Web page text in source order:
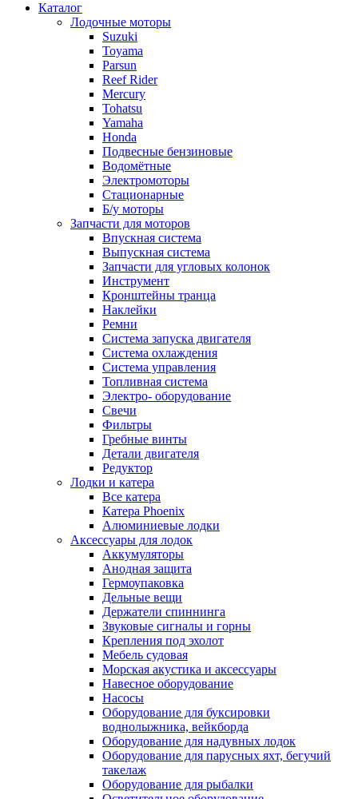
Каталог
Лодочные моторы
Suzuki
Toyama
Parsun
Reef Rider
Mercury
Tohatsu
Yamaha
Honda
Подвесные бензиновые
Водомётные
Электромоторы
Стационарные
Б/у моторы
Запчасти для моторов
Впускная система
Выпускная система
Запчасти для угловых колонок
Инструмент
Кронштейны транца
Наклейки
Ремни
Система запуска двигателя
Система охлаждения
Система управления
Топливная система
Электро- оборудование
Свечи
Фильтры
Гребные винты
Детали двигателя
Редуктор
Лодки и катера
Все катера
Катера Phoenix
Алюминиевые лодки
Аксессуары для лодок
Аккумуляторы
Анодная защита
Гермоупаковка
Дельные вещи
Держатели спиннинга
Звуковые сигналы и горны
Крепления под эхолот
Мебель судовая
Морская акустика и аксессуары
Навесное оборудование
Насосы
Оборудование для буксировки
воднолыжника, вейкборда
Оборудование для надувных лодок
Оборудование для парусных яхт, бегучий
такелаж
Оборудование для рыбалки